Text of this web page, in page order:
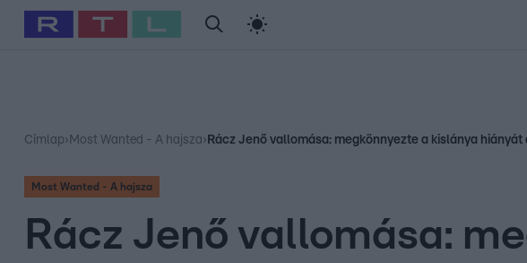
Babits Marcella Szellő István Most Wanted
Címlap› Most Wanted - A hajsza› Rácz Jenő vallomása: megkönnyezte a kislánya
Most Wanted - A hajsza
Rácz Jenő vallomása: